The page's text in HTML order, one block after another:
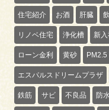
住宅紹介 お酒 肝臓
リノベ住宅 浄化槽 新
ローン金利 黄砂 PM2.5
エスパルスドリームプラザ
鉄筋 サビ 不良品 防